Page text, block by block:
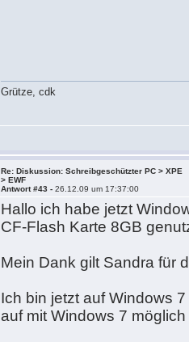
Grütze, cdk
Re: Diskussion: Schreibgeschützter PC > XPE
> EWF
Antwort #43 -26.12.09 um 17:37:00
Hallo ich habe jetzt
CF-Flash Karte 8GB
Mein Dank gilt Sandra für
Ich bin jetzt auf Windows
auf mit Windows 7 möglich